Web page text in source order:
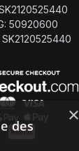
50920600
SK2120525440
×
des